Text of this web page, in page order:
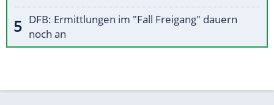
DFB: Ermittlungen im "Fall Freigang" dauern
noch an